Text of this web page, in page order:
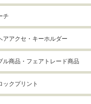
チ
アアクセ・キーホルダー
ル商品・フェアトレード商品
ックプリント